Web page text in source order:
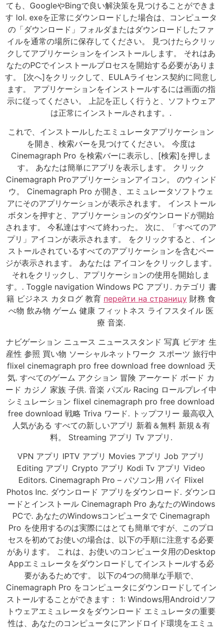
ても、GoogleやBingで良い解決策を見つけることができま
す lol. exeを正常にダウンロードした場合は、コンピュータ
の「ダウンロード」フォルダまたはダウンロードしたファ
イルを通常の場所に保存してください。 見つけたらクリッ
クしてアプリケーションをインストールします。 それはあ
なたのPCでインストールプロセスを開始する必要がありま
す。 [次へ]をクリックして、EULAライセンス契約に同意し
ます。 アプリケーションをインストールするには画面の指
示に従ってください。 上記を正しく行うと、ソフトウェア
は正常にインストールされます。.
これで、インストールしたエミュレータアプリケーション
を開き、検索バーを見つけてください。 今度は
Cinemagraph Pro を検索バーに表示し、[検索]を押しま
す。 あなたは簡単にアプリを表示します。 クリック
Cinemagraph Proアプリケーションアイコン。 のウィンド
ウ。 Cinemagraph Pro が開き、エミュレータソフトウェ
アにそのアプリケーションが表示されます。 インストール
ボタンを押すと、アプリケーションのダウンロードが開始
されます。 今私達はすべて終わった。 次に、「すべてのア
プリ」アイコンが表示されます。 をクリックすると、イン
ストールされているすべてのアプリケーションを含むペー
ジが表示されます。 あなたは アイコンをクリックします。
それをクリックし、アプリケーションの使用を開始しま
す。. Toggle navigation Windows PC アプリ. カテゴリ 書
籍 ビジネス カタログ 教育 перейти на страницу 財務 食
べ物 飲み物 ゲーム 健康 フィットネス ライフスタイル 医
療 音楽.
ナビゲーション ニュース ニューススタンド 写真 ビデオ 生
産性 参照 買い物 ソーシャルネットワーク スポーツ 旅行中
flixel cinemagraph pro free download free download 天
気. すべてのゲーム アクション 冒険 アーケード ボード カ
ード カジノ 家族 子供. 音楽 パズル Racing ロールプレイ中
シミュレーション flixel cinemagraph pro free download
free download 戦略 Triva ワード. トップフリー 最高収入
人気がある すべての新しいアプリ 新着＆無料 新規＆有
料。 Streaming アプリ Tv アプリ.
VPN アプリ IPTV アプリ Movies アプリ Job アプリ
Editing アプリ Crypto アプリ Kodi Tv アプリ Video
Editors. Cinemagraph Pro – パソコン用 バイ Flixel
Photos Inc. ダウンロード アプリをダウンロード. ダウンロ
ードとインストール Cinemagraph Pro あなたのWindows
PCで. あなたのWindowsコンピュータで Cinemagraph
Pro を使用するのは実際にはとても簡単ですが、このプロ
セスを初めてお使いの場合は、以下の手順に注意する必要
があります。 これは、お使いのコンピュータ用のDesktop
Appエミュレータをダウンロードしてインストールする必
要があるためです。 以下の4つの簡単な手順で、
Cinemagraph Pro をコンピュータにダウンロードしてイン
ストールすることができます： 1: Windows用Androidソフ
トウェアエミュレータをダウンロード エミュレータの重要
性は、あなたのコンピュータにアンドロイド環境をエミュ